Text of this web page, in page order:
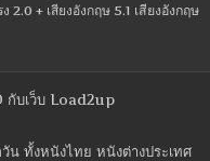
2.0 + เสียงอังกฤษ 5.1 เสียงอังกฤษ
กับเว็บ Load2up
น ทั้งหนังไทย หนังต่างประเทศ